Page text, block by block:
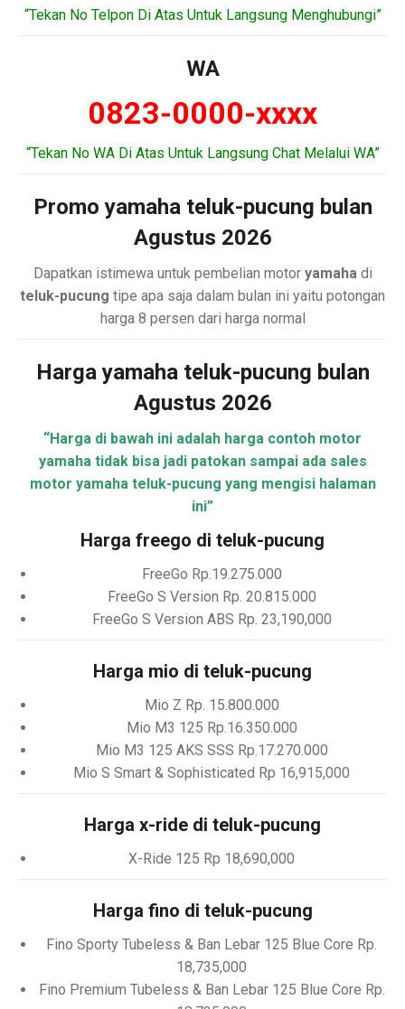
“Tekan No Telpon Di Atas Untuk Langsung Menghubungi”
WA
0823-0000-xxxx
“Tekan No WA Di Atas Untuk Langsung Chat Melalui WA”
Promo yamaha teluk-pucung bulan
Agustus 2026
Dapatkan istimewa untuk pembelian motor yamahadi
teluk-pucung tipe apa saja dalam bulan ini yaitu potongan
harga 8 persen dari harga normal
Harga yamaha teluk-pucung bulan
Agustus 2026
“Harga di bawah ini adalah harga contoh motor
yamaha tidak bisa jadi patokan sampai ada sales
motor yamaha teluk-pucung yang mengisi halaman
ini”
Harga freego di teluk-pucung
FreeGo Rp.19.275.000
FreeGo S Version Rp. 20.815.000
FreeGo S Version ABS Rp. 23,190,000
Harga mio di teluk-pucung
Mio Z Rp. 15.800.000
Mio M3 125 Rp.16.350.000
Mio M3 125 AKS SSS Rp.17.270.000
Mio S Smart & Sophisticated Rp 16,915,000
Harga x-ride di teluk-pucung
X-Ride 125 Rp 18,690,000
Harga fino di teluk-pucung
Fino Sporty Tubeless & Ban Lebar 125 Blue Core Rp.
18,735,000
Fino Premium Tubeless & Ban Lebar 125 Blue Core Rp.